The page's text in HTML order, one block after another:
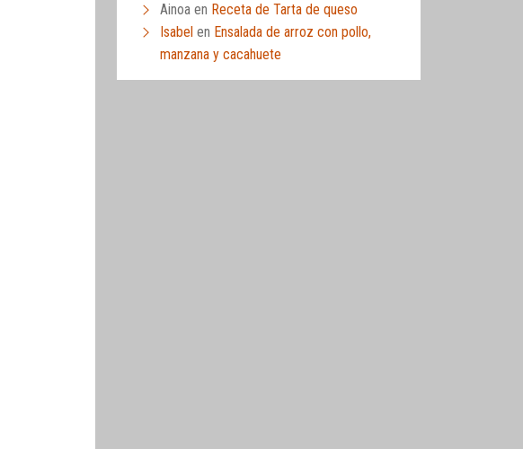
Ainoa en Receta de Tarta de queso
Isabel en Ensalada de arroz con pollo,
manzana y cacahuete